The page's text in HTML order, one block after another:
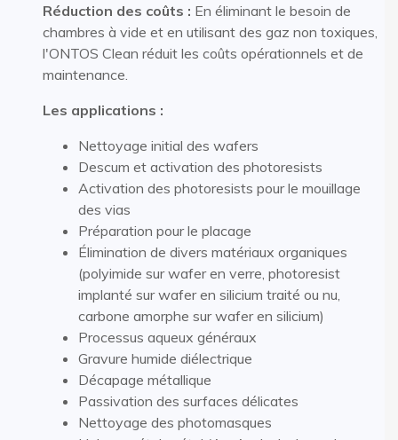
Réduction des coûts : En éliminant le besoin de
chambres à vide et en utilisant des gaz non toxiques,
l'ONTOS Clean réduit les coûts opérationnels et de
maintenance.
Les applications :
Nettoyage initial des wafers
Descum et activation des photoresists
Activation des photoresists pour le mouillage
des vias
Préparation pour le placage
Élimination de divers matériaux organiques
(polyimide sur wafer en verre, photoresist
implanté sur wafer en silicium traité ou nu,
carbone amorphe sur wafer en silicium)
Processus aqueux généraux
Gravure humide diélectrique
Décapage métallique
Passivation des surfaces délicates
Nettoyage des photomasques